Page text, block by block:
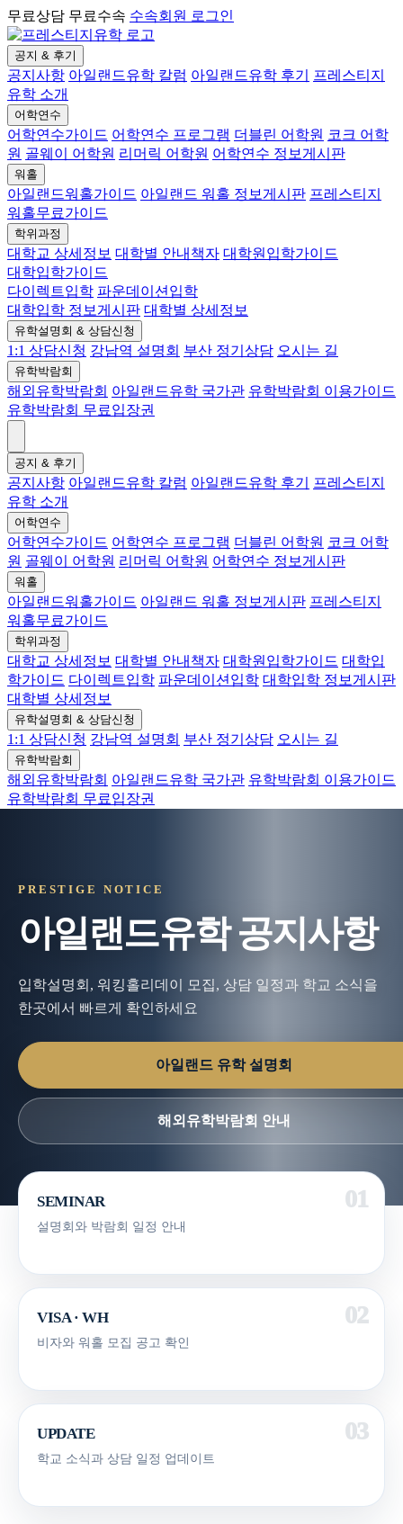
무료상담 무료수속 수속회원 로그인
공지 & 후기
공지사항 아일랜드유학 칼럼 아일랜드유학 후기
프레스티지
유학 소개
어학연수
어학연수가이드 어학연수 프로그램 더블린 어학원 코크 어학
원 골웨이 어학원 리머릭 어학원 어학연수 정보게시판
워홀
아일랜드워홀가이드 아일랜드 워홀 정보게시판 프레스티지
워홀무료가이드
학위과정
대학교 상세정보 대학별 안내책자 대학원입학가이드
대학입학가이드
다이렉트입학 파운데이션입학
대학입학 정보게시판 대학별 상세정보
유학설명회 & 상담신청
1:1 상담신청 강남역 설명회 부산 정기상담 오시는 길
유학박람회
해외유학박람회 아일랜드유학 국가관 유학박람회 이용가이드
유학박람회 무료입장권
공지 & 후기
공지사항 아일랜드유학 칼럼 아일랜드유학 후기
프레스티지
유학 소개
어학연수
어학연수가이드 어학연수 프로그램 더블린 어학원 코크 어학
원 골웨이 어학원 리머릭 어학원 어학연수 정보게시판
워홀
아일랜드워홀가이드 아일랜드 워홀 정보게시판 프레스티지
워홀무료가이드
학위과정
대학교 상세정보 대학별 안내책자 대학원입학가이드 대학입
학가이드 다이렉트입학 파운데이션입학 대학입학 정보게시판
대학별 상세정보
유학설명회 & 상담신청
1:1 상담신청 강남역 설명회 부산 정기상담 오시는 길
유학박람회
해외유학박람회 아일랜드유학 국가관 유학박람회 이용가이드
유학박람회 무료입장권
PRESTIGE NOTICE
아일랜드유학 공지사항
입학설명회, 워킹홀리데이 모집, 상담 일정과 학교 소식을
한곳에서 빠르게 확인하세요
아일랜드 유학 설명회
해외유학박람회 안내
SEMINAR
설명회와 박람회 일정 안내
VISA · WH
비자와 워홀 모집 공고 확인
UPDATE
학교 소식과 상담 일정 업데이트